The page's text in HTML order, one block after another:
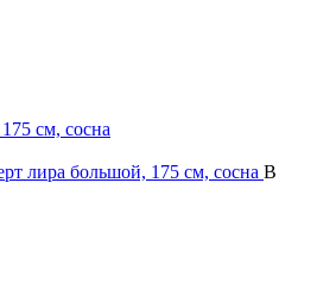
см, сосна
В